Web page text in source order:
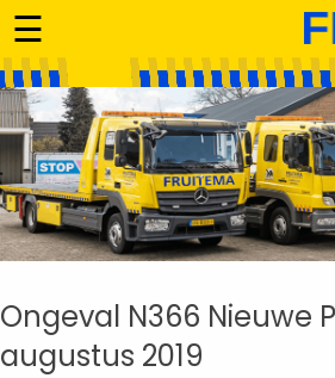
☰
Ongeval N366 Nieuwe
augustus 2019